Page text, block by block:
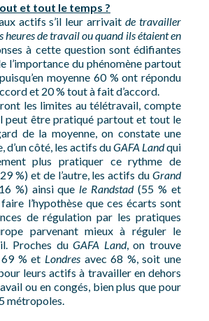
et tout le temps ?
actifs s’il leur arrivaitde travailler
heures de travail ou quand ils étaient en
à cette question sont édifiantes
l’importance du phénomène partout
moyenne 60 % ont répondu
et 20 % tout à fait d’accord.
les limites au télétravail, compte
peut être pratiqué partout et tout le
de la moyenne, on constate une
d’un côté, les actifs duGAFA Landqui
plus pratiquer ce rythme de
%) et de l’autre, les actifs du Grand
%) ainsi quele Randstad(55 % et
l’hypothèse que ces écarts sont
de régulation par les pratiques
parvenant mieux à réguler le
Proches duGAFA Land, on trouve
% et Londres avec 68 %, soit une
leurs actifs à travailler en dehors
ou en congés, bien plus que pour
métropoles.